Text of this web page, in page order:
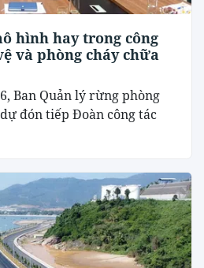
hình hay trong công
và phòng cháy chữa
Ban Quản lý rừng phòng
đón tiếp Đoàn công tác